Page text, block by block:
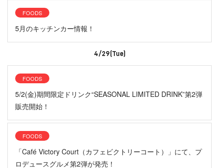
FOODS
5月のキッチンカー情報！
4/29(Tue)
FOODS
5/2(金)期間限定ドリンク“SEASONAL LIMITED DRINK”第2弾
販売開始！
FOODS
「Café Victory Court（カフェビクトリーコート）」にて、プ
ロデュースグルメ第2弾が発売！